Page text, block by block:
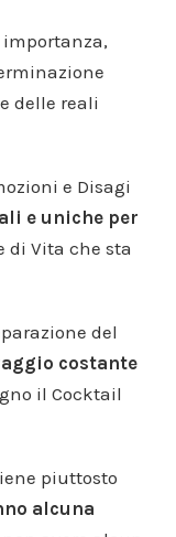
importanza,
e delle reali
e Disagi
e uniche per
di Vita che sta
del
costante
il Cocktail
piuttosto
alcuna